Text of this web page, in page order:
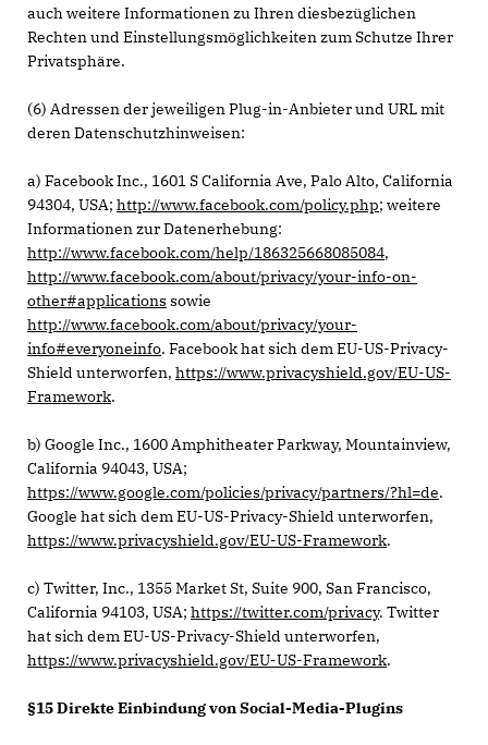
auch weitere Informationen zu Ihren diesbezüglichen
Rechten und Einstellungsmöglichkeiten zum Schutze Ihrer
Privatsphäre.
(6) Adressen der jeweiligen Plug-in-Anbieter und URL mit
deren Datenschutzhinweisen:
a) Facebook Inc., 1601 S California Ave, Palo Alto, California
94304, USA; http://www.facebook.com/policy.php; weitere
Informationen zur Datenerhebung:
http://www.facebook.com/help/186325668085084,
http://www.facebook.com/about/privacy/your-info-on-
other#applications sowie
http://www.facebook.com/about/privacy/your-
info#everyoneinfo. Facebook hat sich dem EU-US-Privacy-
Shield unterworfen, https://www.privacyshield.gov/EU-US-
Framework.
b) Google Inc., 1600 Amphitheater Parkway, Mountainview,
California 94043, USA;
https://www.google.com/policies/privacy/partners/?hl=de.
Google hat sich dem EU-US-Privacy-Shield unterworfen,
https://www.privacyshield.gov/EU-US-Framework.
c) Twitter, Inc., 1355 Market St, Suite 900, San Francisco,
California 94103, USA; https://twitter.com/privacy. Twitter
hat sich dem EU-US-Privacy-Shield unterworfen,
https://www.privacyshield.gov/EU-US-Framework.
§15 Direkte Einbindung von Social-Media-Plugins